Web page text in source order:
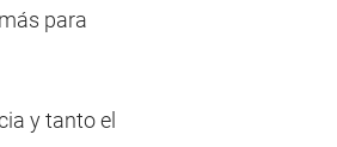
para
y tanto el